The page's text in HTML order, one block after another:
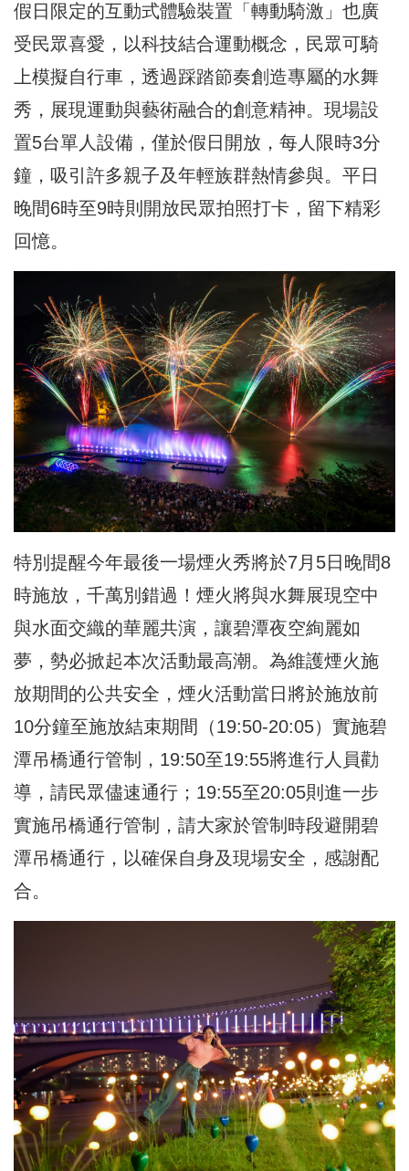
假日限定的互動式體驗裝置「轉動騎激」也廣
受民眾喜愛，以科技結合運動概念，民眾可騎
上模擬自行車，透過踩踏節奏創造專屬的水舞
秀，展現運動與藝術融合的創意精神。現場設
置5台單人設備，僅於假日開放，每人限時3分
鐘，吸引許多親子及年輕族群熱情參與。平日
晚間6時至9時則開放民眾拍照打卡，留下精彩
回憶。
特別提醒今年最後一場煙火秀將於7月5日晚間8
時施放，千萬別錯過！煙火將與水舞展現空中
與水面交織的華麗共演，讓碧潭夜空絢麗如
夢，勢必掀起本次活動最高潮。為維護煙火施
放期間的公共安全，煙火活動當日將於施放前
10分鐘至施放結束期間（19:50-20:05）實施碧
潭吊橋通行管制，19:50至19:55將進行人員勸
導，請民眾儘速通行；19:55至20:05則進一步
實施吊橋通行管制，請大家於管制時段避開碧
潭吊橋通行，以確保自身及現場安全，感謝配
合。